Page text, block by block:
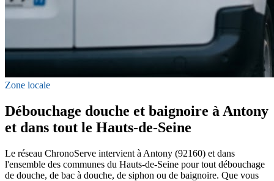
Zone locale
Débouchage douche et baignoire à Antony
et dans tout le Hauts-de-Seine
Le réseau ChronoServe intervient à Antony (92160) et dans
l'ensemble des communes du Hauts-de-Seine pour tout débouchage
de douche, de bac à douche, de siphon ou de baignoire. Que vous